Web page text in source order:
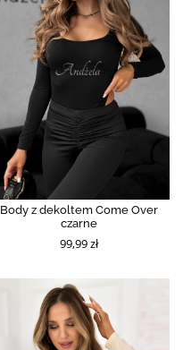
Body z dekoltem Come Over
czarne
99,99 zł